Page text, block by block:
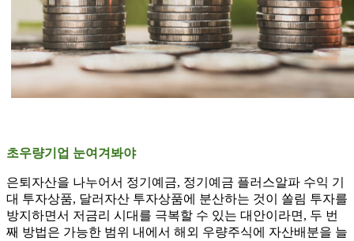
초우량기업 눈여겨봐야
은퇴자산을 나누어서 정기예금, 정기예금 플러스알파 수익 기
대 투자상품, 달러자산 투자상품에 분산하는 것이 쏠림 투자를
방지하면서 저금리 시대를 극복할 수 있는 대안이라면, 두 번
째 방법은 가능한 범위 내에서 해외 우량주식에 자산배분을 늘